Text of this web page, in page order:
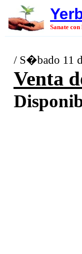
Sanate
/ S�bado 11
Venta